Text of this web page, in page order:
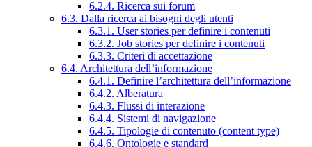
6.2.4. Ricerca sui forum
6.3. Dalla ricerca ai bisogni degli utenti
6.3.1. User stories per definire i contenuti
6.3.2. Job stories per definire i contenuti
6.3.3. Criteri di accettazione
6.4. Architettura dell’informazione
6.4.1. Definire l’architettura dell’informazione
6.4.2. Alberatura
6.4.3. Flussi di interazione
6.4.4. Sistemi di navigazione
6.4.5. Tipologie di contenuto (content type)
6.4.6. Ontologie e standard